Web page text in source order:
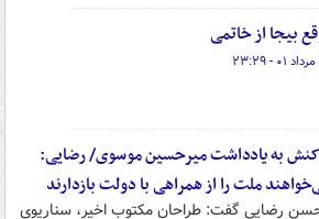
بیجا از خاتمی
به یادداشت میرحسین موسوی/ رضایی:
ملت را از همراهی با دولت بازدارند
رضایی گفت: طراحان مکتوب اخیر، سناریوی